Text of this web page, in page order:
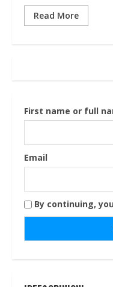
Read More
First name or full
Email
By continuing,